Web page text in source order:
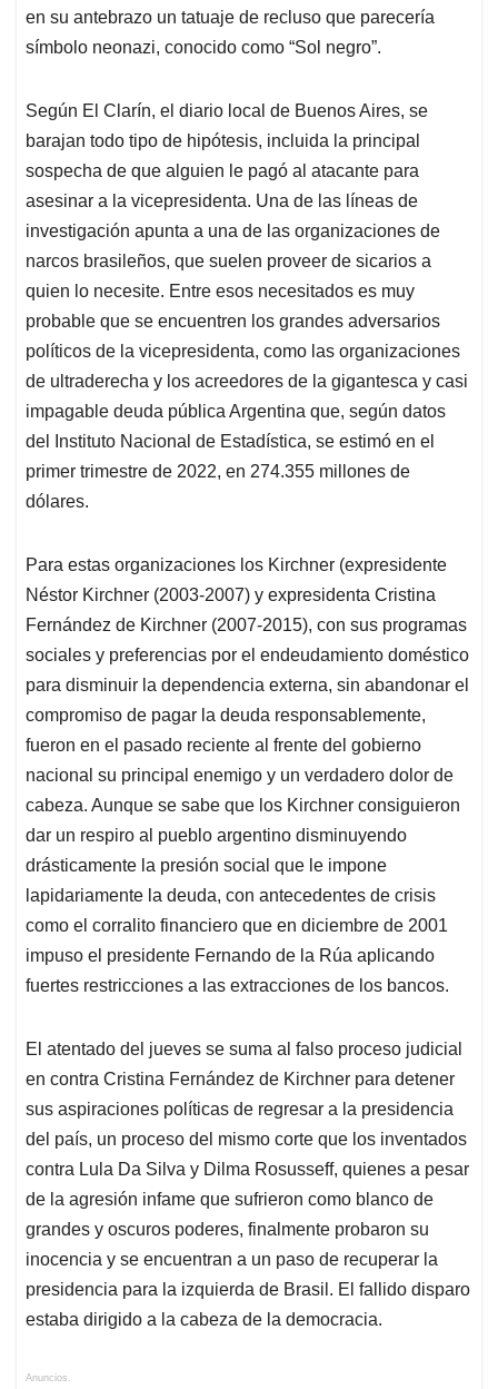
en su antebrazo un tatuaje de recluso que parecería
símbolo neonazi, conocido como “Sol negro”.
Según El Clarín, el diario local de Buenos Aires, se
barajan todo tipo de hipótesis, incluida la principal
sospecha de que alguien le pagó al atacante para
asesinar a la vicepresidenta. Una de las líneas de
investigación apunta a una de las organizaciones de
narcos brasileños, que suelen proveer de sicarios a
quien lo necesite. Entre esos necesitados es muy
probable que se encuentren los grandes adversarios
políticos de la vicepresidenta, como las organizaciones
de ultraderecha y los acreedores de la gigantesca y casi
impagable deuda pública Argentina que, según datos
del Instituto Nacional de Estadística, se estimó en el
primer trimestre de 2022, en 274.355 millones de
dólares.
Para estas organizaciones los Kirchner (expresidente
Néstor Kirchner (2003-2007) y expresidenta Cristina
Fernández de Kirchner (2007-2015), con sus programas
sociales y preferencias por el endeudamiento doméstico
para disminuir la dependencia externa, sin abandonar el
compromiso de pagar la deuda responsablemente,
fueron en el pasado reciente al frente del gobierno
nacional su principal enemigo y un verdadero dolor de
cabeza. Aunque se sabe que los Kirchner consiguieron
dar un respiro al pueblo argentino disminuyendo
drásticamente la presión social que le impone
lapidariamente la deuda, con antecedentes de crisis
como el corralito financiero que en diciembre de 2001
impuso el presidente Fernando de la Rúa aplicando
fuertes restricciones a las extracciones de los bancos.
El atentado del jueves se suma al falso proceso judicial
en contra Cristina Fernández de Kirchner para detener
sus aspiraciones políticas de regresar a la presidencia
del país, un proceso del mismo corte que los inventados
contra Lula Da Silva y Dilma Rosusseff, quienes a pesar
de la agresión infame que sufrieron como blanco de
grandes y oscuros poderes, finalmente probaron su
inocencia y se encuentran a un paso de recuperar la
presidencia para la izquierda de Brasil. El fallido disparo
estaba dirigido a la cabeza de la democracia.
Anuncios.